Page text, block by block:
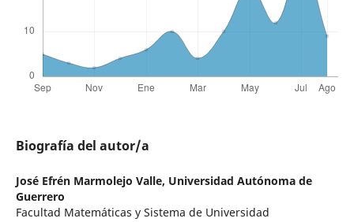
Biografía del autor/a
José Efrén Marmolejo Valle, Universidad Autónoma de
Guerrero
Facultad Matemáticas y Sistema de Universidad